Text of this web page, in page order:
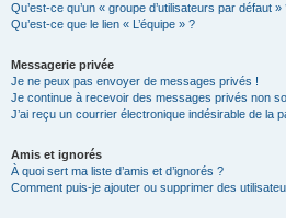
Qu’est-ce qu’un « groupe d’utilisateurs par défaut »
Qu’est-ce que le lien « L’équipe » ?
Messagerie privée
Je ne peux pas envoyer de messages privés !
Je continue à recevoir des messages privés non
J’ai reçu un courrier électronique indésirable de la
Amis et ignorés
À quoi sert ma liste d’amis et d’ignorés ?
Comment puis-je ajouter ou supprimer des